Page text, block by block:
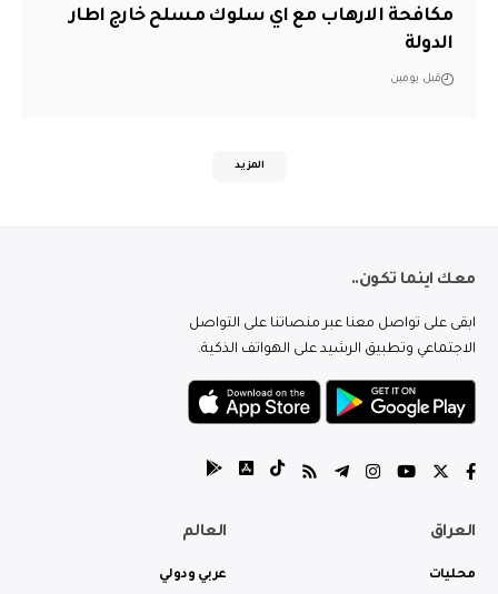
مكافحة الارهاب مع اي سلوك مسلح خارج اطار
الدولة
قبل يومين
المزيد
معك اينما تكون..
ابقى على تواصل معنا عبر منصاتنا على التواصل
الاجتماعي وتطبيق الرشيد على الهواتف الذكية.
العراق
محليات
العالم
عربي ودولي